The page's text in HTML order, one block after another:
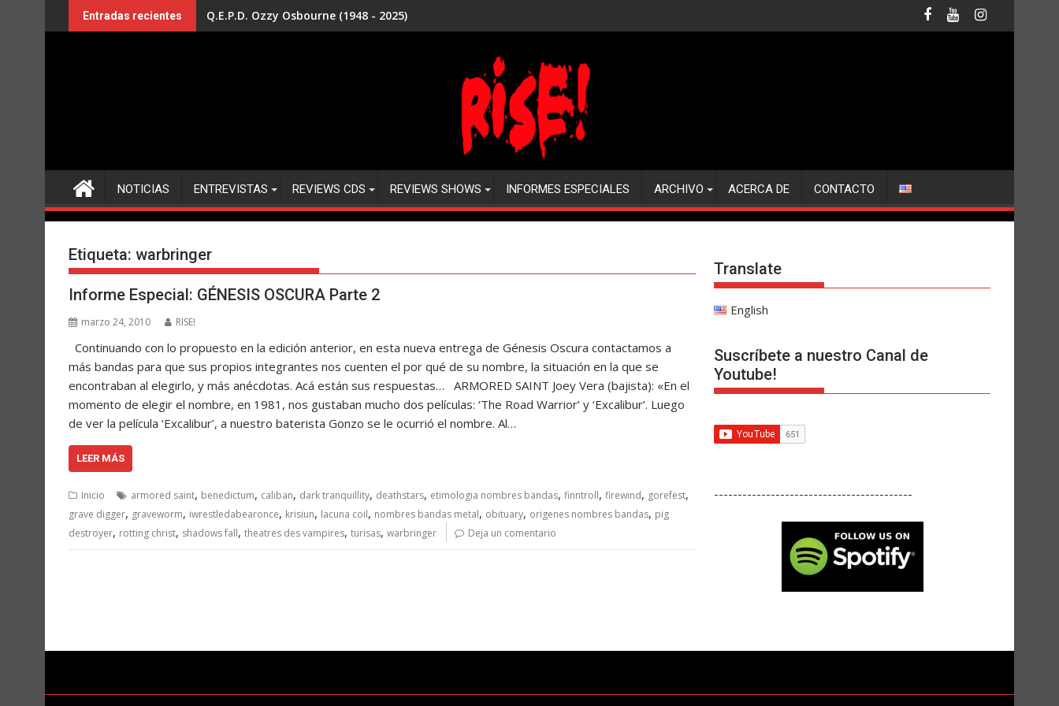
al
Entradas recientes Q.E.P.D. Ozzy Osbourne (1948 - 2025)
NOTICIAS ENTREVISTAS REVIEWS CDS REVIEWS SHOWS INFORMES ESPECIALES ARCHIVO ACERCA DE CONTACTO
Etiqueta: warbringer
Informe Especial: GÉNESIS OSCURA Parte 2
marzo 24, 2010 RISE!
Continuando con lo propuesto en la edición anterior, en esta nueva entrega de Génesis Oscura contactamos a
más bandas para que sus propios integrantes nos cuenten el por qué de su nombre, la situación en la que se
encontraban al elegirlo, y más anécdotas. Acá están sus respuestas… ARMORED SAINT Joey Vera (bajista): «En el
momento de elegir el nombre, en 1981, nos gustaban mucho dos películas: ‘The Road Warrior’ y ‘Excalibur’. Luego
de ver la película ‘Excalibur’, a nuestro baterista Gonzo se le ocurrió el nombre. Al…
LEER MÁS
Inicio armored saint, benedictum, caliban, dark tranquillity, deathstars, etimologia nombres bandas, finntroll, firewind, gorefest,
grave digger, graveworm, iwrestledabearonce, krisiun, lacuna coil, nombres bandas metal, obituary, origenes nombres bandas, pig
destroyer, rotting christ, shadows fall, theatres des vampires, turisas, warbringer Deja un comentario
Translate
English
Suscríbete a nuestro Canal de
Youtube!
------------------------------------------